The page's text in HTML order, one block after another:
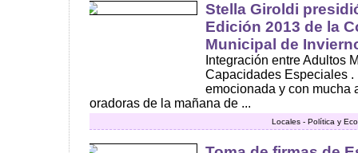
Stella Giroldi
Edición 2013 de la
Municipal de
Integración entre Adultos
Capacidades Especiales
emocionada y con mucha
oradoras de la mañana de ...
Locales - Política y